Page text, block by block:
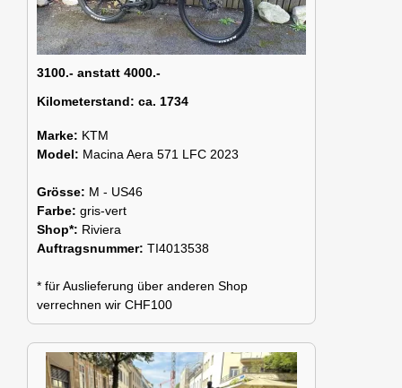
3100.- anstatt 4000.-
Kilometerstand: ca. 1734
Marke: KTM
Model: Macina Aera 571 LFC 2023
Grösse: M - US46
Farbe: gris-vert
Shop*: Riviera
Auftragsnummer: TI4013538
* für Auslieferung über anderen Shop
verrechnen wir CHF100